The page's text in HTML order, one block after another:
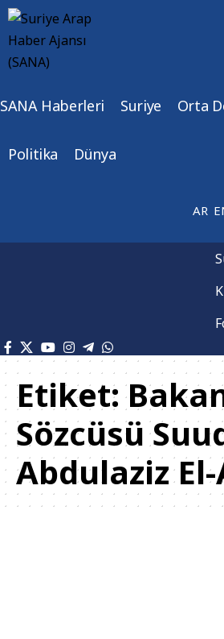
SANA Haberleri Suriye Orta
Politika Dünya
AR
Etiket:
Sözcüsü
Abdulaziz